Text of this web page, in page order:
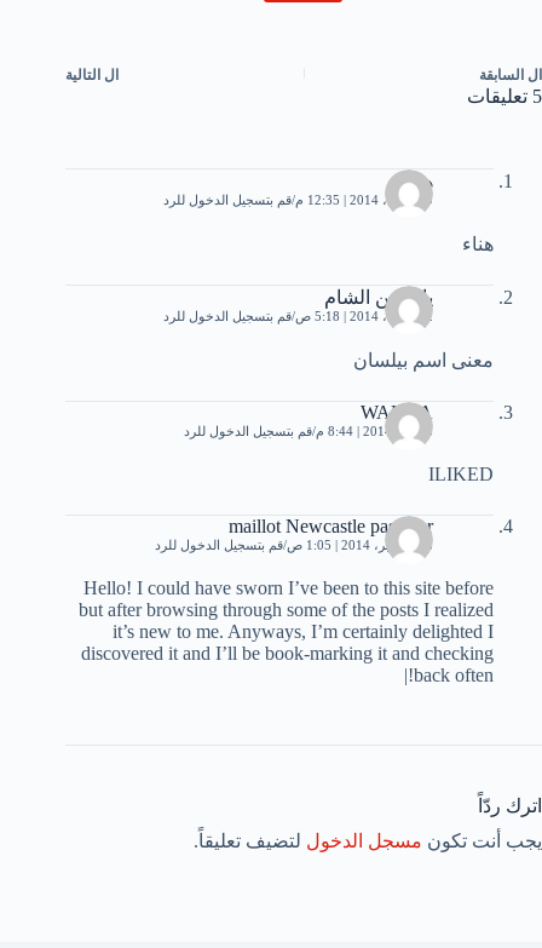
ال السابقة ال التالية
5 تعليقات
هناء
19 أبريل، 2014 | 12:35 م قم بتسجيل الدخول للرد
هناء
ياسمين الشام
22 أبريل، 2014 | 5:18 ص قم بتسجيل الدخول للرد
معنى اسم بيلسان
WARDA
3 مايو، 2014 | 8:44 م قم بتسجيل الدخول للرد
ILIKED
maillot Newcastle pas cher
18 سبتمبر، 2014 | 1:05 ص قم بتسجيل الدخول للرد
Hello! I could have sworn I’ve been to this site before
but after browsing through some of the posts I realized
it’s new to me. Anyways, I’m certainly delighted I
discovered it and I’ll be book-marking it and checking
back often!|
اترك ردّاً
يجب أنت تكون مسجل الدخول لتضيف تعليقاً.